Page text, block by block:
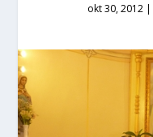
okt 30, 2012 |